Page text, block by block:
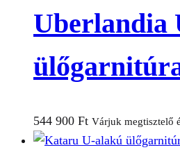
Uberlandia
544 900 Ft Várjuk megtisztelő